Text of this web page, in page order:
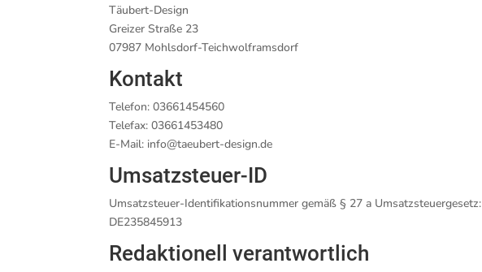
Täubert-Design
Greizer Straße 23
07987 Mohlsdorf-Teichwolframsdorf
Kontakt
Telefon: 03661454560
Telefax: 03661453480
E-Mail: info@taeubert-design.de
Umsatzsteuer-ID
Umsatzsteuer-Identifikationsnummer gemäß § 27 a Umsatzsteuergesetz:
DE235845913
Redaktionell verantwortlich